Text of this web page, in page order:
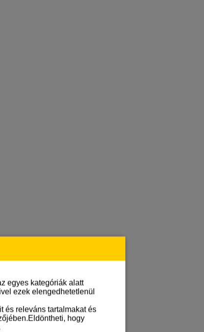
egyes kategóriák alatt
ezek elengedhetetlenül
és releváns tartalmakat és
hogy